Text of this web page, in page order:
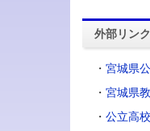
外部リンク
・ 宮城県
・ 宮城県
・ 公立高